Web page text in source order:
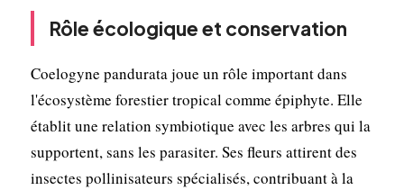
Rôle écologique et conservation
Coelogyne pandurata joue un rôle important dans
l'écosystème forestier tropical comme épiphyte. Elle
établit une relation symbiotique avec les arbres qui la
supportent, sans les parasiter. Ses fleurs attirent des
insectes pollinisateurs spécialisés, contribuant à la